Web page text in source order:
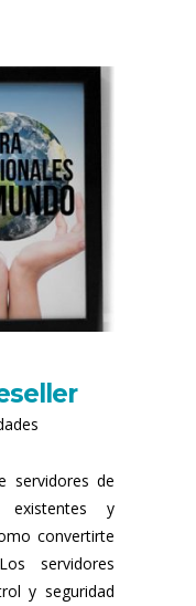
servidores de
existentes y
convertirte
servidores
y seguridad